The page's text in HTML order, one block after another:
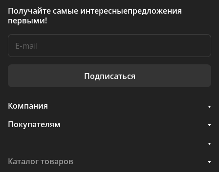
Получайте самые интересныепредложения
первыми!
Подписаться
Компания
Покупателям
Каталог товаров